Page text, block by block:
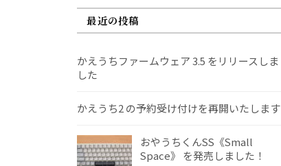
最近の投稿
かえうちファームウェア 3.5 をリリースしま
した
かえうち2 の予約受け付けを再開いたします
おやうちくんSS《Small
Space》 を発売しました！